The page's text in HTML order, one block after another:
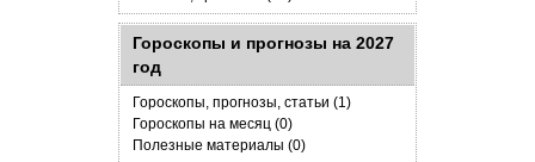
Гороскопы и прогнозы на 2027
год
Гороскопы, прогнозы, статьи (1)
Гороскопы на месяц (0)
Полезные материалы (0)